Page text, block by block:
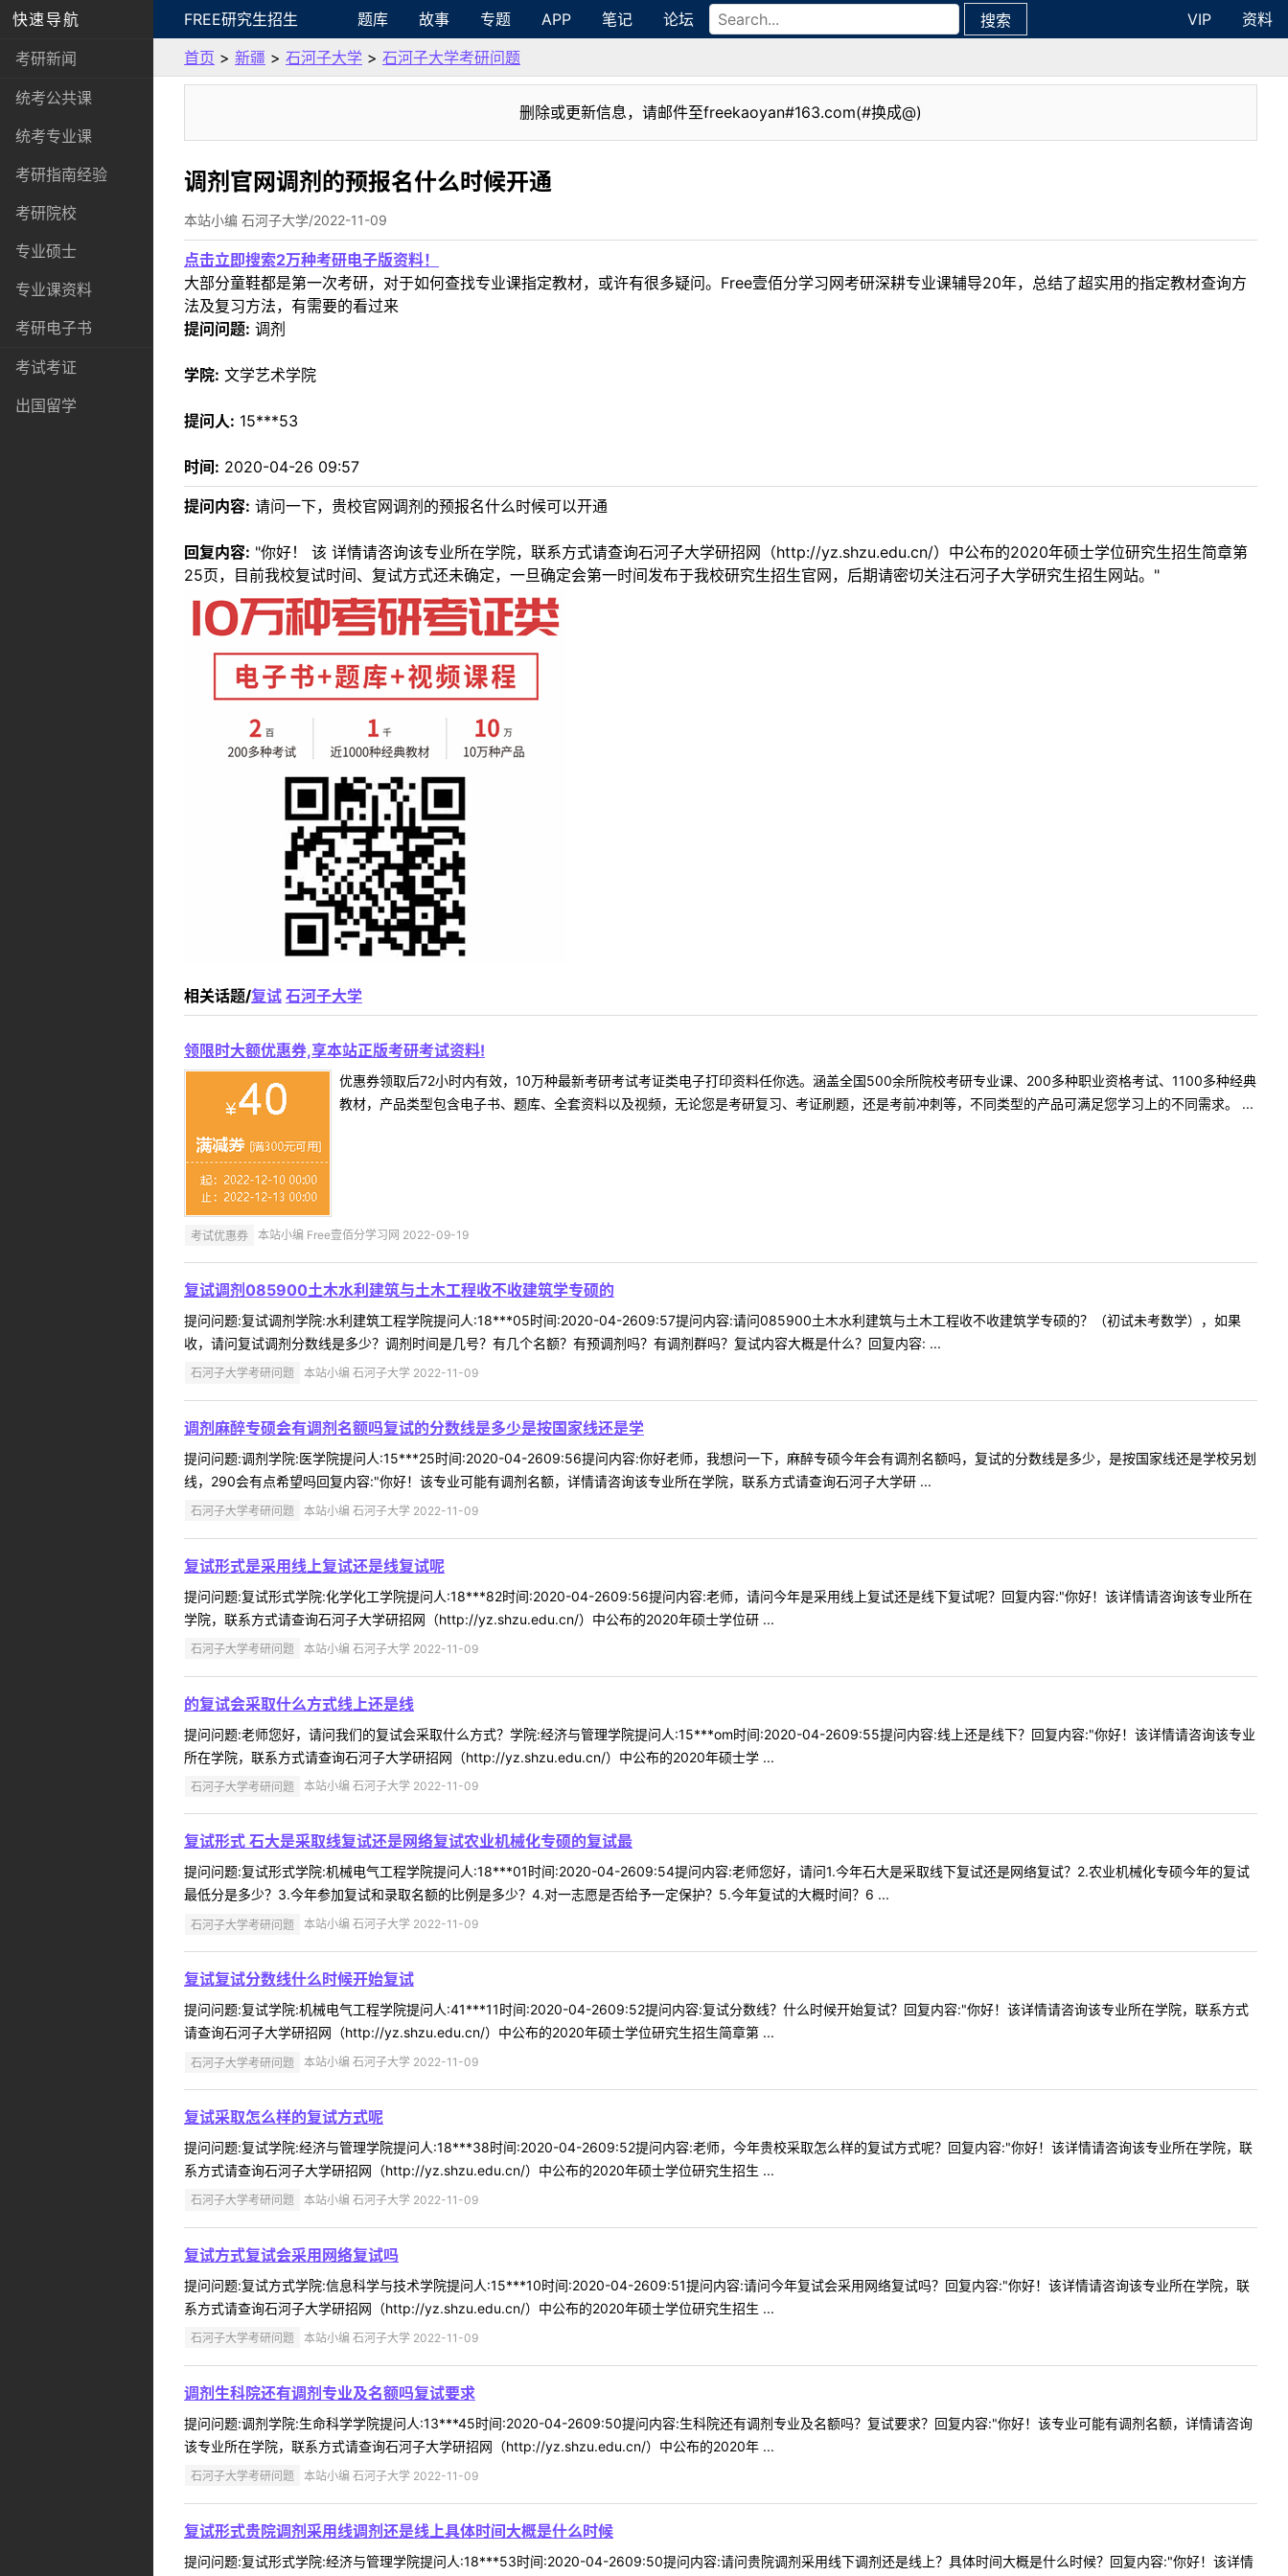
快速导航
考研新闻
统考公共课
统考专业课
考研指南经验
考研院校
专业硕士
专业课资料
考研电子书
考试考证
出国留学
FREE研究生招生 题库 故事 专题 APP 笔记 论坛 搜索 VIP
资料
首页 > 新疆 > 石河子大学 > 石河子大学考研问题
删除或更新信息，请邮件至freekaoyan#163.com(#换成@)
调剂官网调剂的预报名什么时候开通
本站小编 石河子大学/2022-11-09
点击立即搜索2万种考研电子版资料！
大部分童鞋都是第一次考研，对于如何查找专业课指定教材，或许有很多疑问。Free壹佰分学习网考研深耕专业课辅导20年，总结了超实用的指定教材查询方
法及复习方法，有需要的看过来
提问问题: 调剂
学院: 文学艺术学院
提问人: 15***53
时间: 2020-04-26 09:57
提问内容: 请问一下，贵校官网调剂的预报名什么时候可以开通
回复内容: "你好！ 该 详情请咨询该专业所在学院，联系方式请查询石河子大学研招网（http://yz.shzu.edu.cn/）中公布的2020年硕士学位研究生招生简章第
25页，目前我校复试时间、复试方式还未确定，一旦确定会第一时间发布于我校研究生招生官网，后期请密切关注石河子大学研究生招生网站。"
相关话题/复试 石河子大学
领限时大额优惠券,享本站正版考研考试资料!
优惠券领取后72小时内有效，10万种最新考研考试考证类电子打印资料任你选。涵盖全国500余所院校考研专业课、200多种职业资格考试、1100多种经典
教材，产品类型包含电子书、题库、全套资料以及视频，无论您是考研复习、考证刷题，还是考前冲刺等，不同类型的产品可满足您学习上的不同需求。 ...
考试优惠券 本站小编 Free壹佰分学习网 2022-09-19
复试调剂085900土木水利建筑与土木工程收不收建筑学专硕的
提问问题:复试调剂学院:水利建筑工程学院提问人:18***05时间:2020-04-2609:57提问内容:请问085900土木水利建筑与土木工程收不收建筑学专硕的？（初试未考数学），如果
收，请问复试调剂分数线是多少？调剂时间是几号？有几个名额？有预调剂吗？有调剂群吗？复试内容大概是什么？回复内容: ...
石河子大学考研问题 本站小编 石河子大学 2022-11-09
调剂麻醉专硕会有调剂名额吗复试的分数线是多少是按国家线还是学
提问问题:调剂学院:医学院提问人:15***25时间:2020-04-2609:56提问内容:你好老师，我想问一下，麻醉专硕今年会有调剂名额吗，复试的分数线是多少，是按国家线还是学校另划
线，290会有点希望吗回复内容:"你好！该专业可能有调剂名额，详情请咨询该专业所在学院，联系方式请查询石河子大学研 ...
石河子大学考研问题 本站小编 石河子大学 2022-11-09
复试形式是采用线上复试还是线复试呢
提问问题:复试形式学院:化学化工学院提问人:18***82时间:2020-04-2609:56提问内容:老师，请问今年是采用线上复试还是线下复试呢？回复内容:"你好！该详情请咨询该专业所在
学院，联系方式请查询石河子大学研招网（http://yz.shzu.edu.cn/）中公布的2020年硕士学位研 ...
石河子大学考研问题 本站小编 石河子大学 2022-11-09
的复试会采取什么方式线上还是线
提问问题:老师您好，请问我们的复试会采取什么方式？学院:经济与管理学院提问人:15***om时间:2020-04-2609:55提问内容:线上还是线下？回复内容:"你好！该详情请咨询该专业
所在学院，联系方式请查询石河子大学研招网（http://yz.shzu.edu.cn/）中公布的2020年硕士学 ...
石河子大学考研问题 本站小编 石河子大学 2022-11-09
复试形式 石大是采取线复试还是网络复试农业机械化专硕的复试最
提问问题:复试形式学院:机械电气工程学院提问人:18***01时间:2020-04-2609:54提问内容:老师您好，请问1.今年石大是采取线下复试还是网络复试？2.农业机械化专硕今年的复试
最低分是多少？3.今年参加复试和录取名额的比例是多少？4.对一志愿是否给予一定保护？5.今年复试的大概时间？6 ...
石河子大学考研问题 本站小编 石河子大学 2022-11-09
复试复试分数线什么时候开始复试
提问问题:复试学院:机械电气工程学院提问人:41***11时间:2020-04-2609:52提问内容:复试分数线？什么时候开始复试？回复内容:"你好！该详情请咨询该专业所在学院，联系方式
请查询石河子大学研招网（http://yz.shzu.edu.cn/）中公布的2020年硕士学位研究生招生简章第 ...
石河子大学考研问题 本站小编 石河子大学 2022-11-09
复试采取怎么样的复试方式呢
提问问题:复试学院:经济与管理学院提问人:18***38时间:2020-04-2609:52提问内容:老师，今年贵校采取怎么样的复试方式呢？回复内容:"你好！该详情请咨询该专业所在学院，联
系方式请查询石河子大学研招网（http://yz.shzu.edu.cn/）中公布的2020年硕士学位研究生招生 ...
石河子大学考研问题 本站小编 石河子大学 2022-11-09
复试方式复试会采用网络复试吗
提问问题:复试方式学院:信息科学与技术学院提问人:15***10时间:2020-04-2609:51提问内容:请问今年复试会采用网络复试吗？回复内容:"你好！该详情请咨询该专业所在学院，联
系方式请查询石河子大学研招网（http://yz.shzu.edu.cn/）中公布的2020年硕士学位研究生招生 ...
石河子大学考研问题 本站小编 石河子大学 2022-11-09
调剂生科院还有调剂专业及名额吗复试要求
提问问题:调剂学院:生命科学学院提问人:13***45时间:2020-04-2609:50提问内容:生科院还有调剂专业及名额吗？复试要求？回复内容:"你好！该专业可能有调剂名额，详情请咨询
该专业所在学院，联系方式请查询石河子大学研招网（http://yz.shzu.edu.cn/）中公布的2020年 ...
石河子大学考研问题 本站小编 石河子大学 2022-11-09
复试形式贵院调剂采用线调剂还是线上具体时间大概是什么时候
提问问题:复试形式学院:经济与管理学院提问人:18***53时间:2020-04-2609:50提问内容:请问贵院调剂采用线下调剂还是线上？具体时间大概是什么时候？回复内容:"你好！该详情